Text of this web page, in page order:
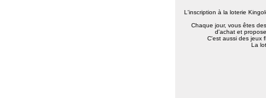
L'inscription à la loterie
Chaque jour, vous êtes
d'achat et
C'est aussi des jeux
La